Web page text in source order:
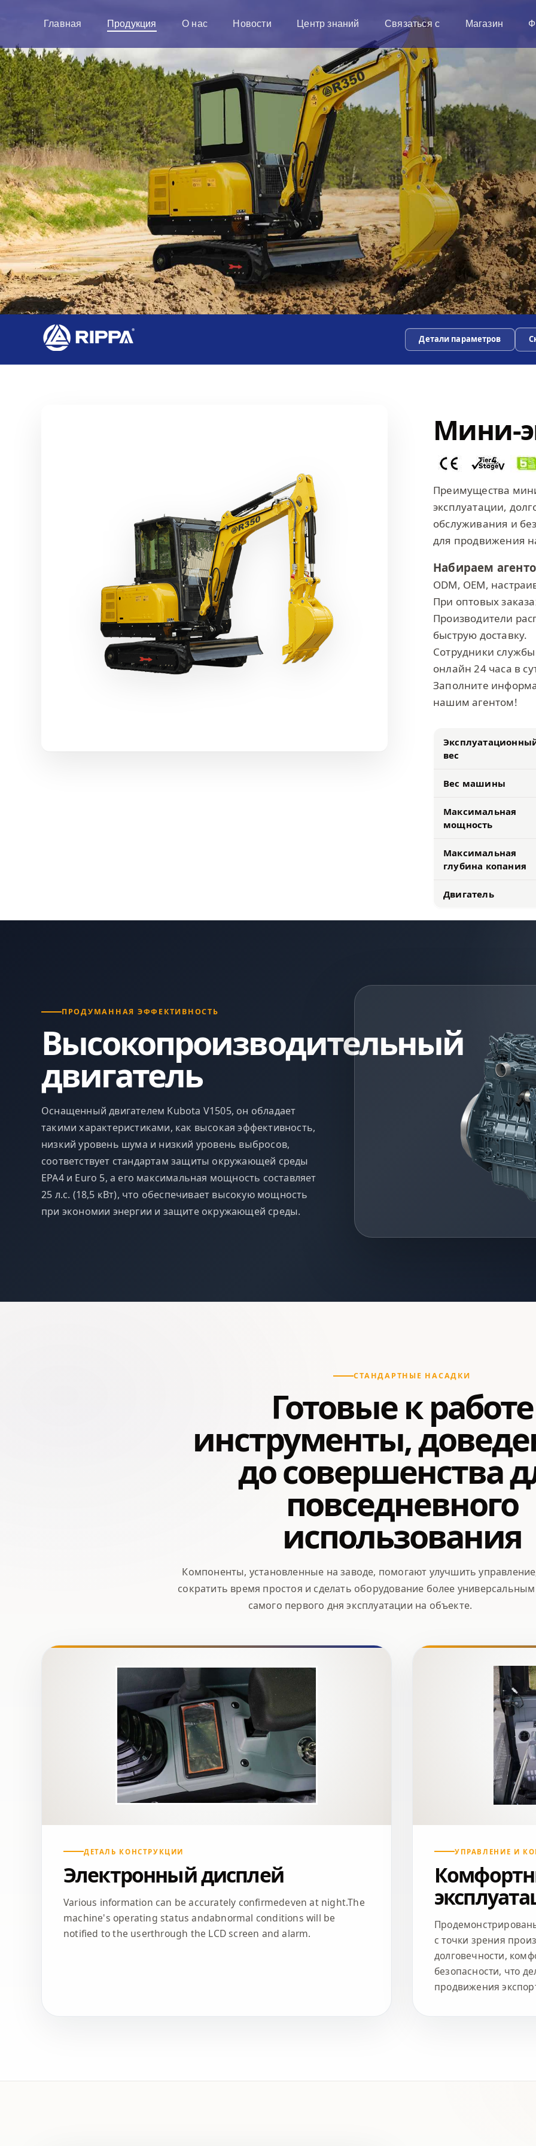
Главная Продукция О нас Новости Центр знаний Связаться с Магазин
Детали параметров
Мини-
Преимущества
эксплуатации,
обслуживания и
для продвижения
Набираем
ODM, OEM,
При оптовых
Производители
быструю доставку.
Сотрудники
онлайн 24 часа в
Заполните
нашим агентом!
вес
Вес машины
Максимальная
мощность
Максимальная
глубина копания
Двигатель
ПРОДУМАННАЯ ЭФФЕКТИВНОСТЬ
Высокопроизводительный
двигатель
Оснащенный двигателем Kubota V1505, он обладает
такими характеристиками, как высокая эффективность,
низкий уровень шума и низкий уровень выбросов,
соответствует стандартам защиты окружающей среды
EPA4 и Euro 5, а его максимальная мощность составляет
25 л.с. (18,5 кВт), что обеспечивает высокую мощность
при экономии энергии и защите окружающей среды.
СТАНДАРТНЫЕ НАСАДКИ
Готовые к работе
инструменты,
до совершенства
повседневного
использования
Компоненты, установленные на заводе, помогают улучшить
сократить время простоя и сделать оборудование более универсальным
самого первого дня эксплуатации на объекте.
ДЕТАЛЬ КОНСТРУКЦИИ
Электронный дисплей
Various information can be accurately confirmedeven at night.The
machine's operating status andabnormal conditions will be
notified to the userthrough the LCD screen and alarm.
УПРАВЛЕНИЕ И
с точки зрения
долговечности,
безопасности, что
продвижения